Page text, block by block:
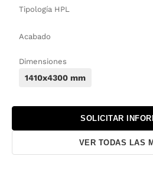
Tipología HPL
Acabado
Dimensiones
1410x4300 mm
SOLICITAR
VER TODAS LAS